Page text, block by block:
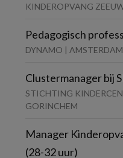
KINDEROPVANG
Pedagogisch
DYNAMO | AMSTERDAM
Clustermanager bij
STICHTING
GORINCHEM
Manager
(28-32 uur)